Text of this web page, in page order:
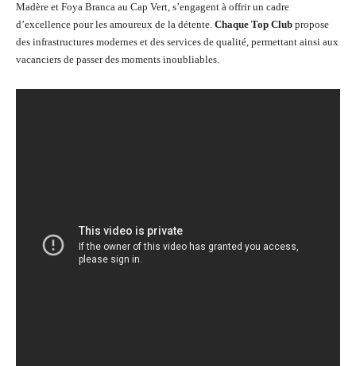
Madère et Foya Branca au Cap Vert, s’engagent à offrir un cadre
d’excellence pour les amoureux de la détente. Chaque Top Club propose
des infrastructures modernes et des services de qualité, permettant ainsi aux
vacanciers de passer des moments inoubliables.